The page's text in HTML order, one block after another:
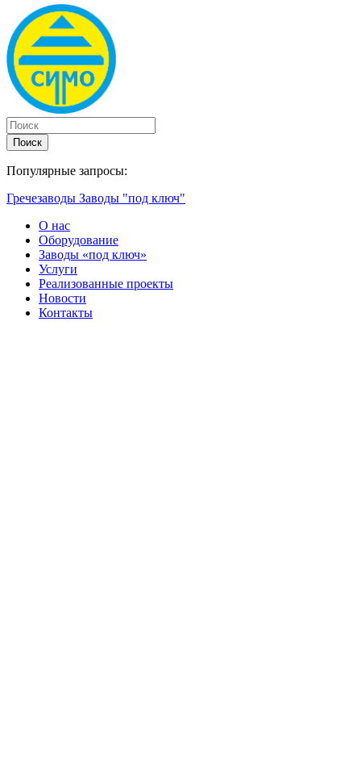
Поиск
Популярные запросы:
Гречезаводы Заводы "под ключ"
О нас
Оборудование
Заводы «под ключ»
Услуги
Реализованные проекты
Новости
Контакты